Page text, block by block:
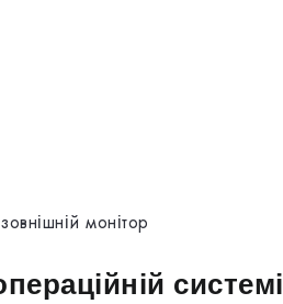
монітор
системі